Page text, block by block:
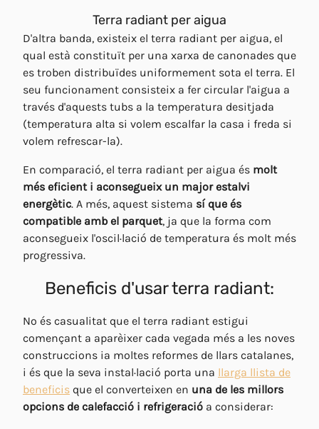
Terra radiant per aigua
D'altra banda, existeix el terra radiant per aigua, el
qual està constituït per una xarxa de canonades que
es troben distribuïdes uniformement sota el terra. El
seu funcionament consisteix a fer circular l'aigua a
través d'aquests tubs a la temperatura desitjada
(temperatura alta si volem escalfar la casa i freda si
volem refrescar-la).
En comparació, el terra radiant per aigua és molt
més eficient i aconsegueix un major estalvi
energètic. A més, aquest sistema sí que és
compatible amb el parquet, ja que la forma com
aconsegueix l'oscil·lació de temperatura és molt més
progressiva.
Beneficis d'usar terra radiant:
No és casualitat que el terra radiant estigui
començant a aparèixer cada vegada més a les noves
construccions ia moltes reformes de llars catalanes,
i és que la seva instal·lació porta una llarga llista de
beneficis que el converteixen en una de les millors
opcions de calefacció i refrigeració a considerar: